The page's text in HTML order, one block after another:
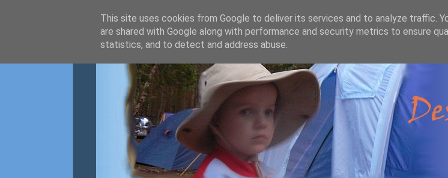
This site uses cookies from Google to deliver its services and to analyze traffic.
are shared with Google along with performance and security metrics to ensure
statistics, and to detect and address abuse.